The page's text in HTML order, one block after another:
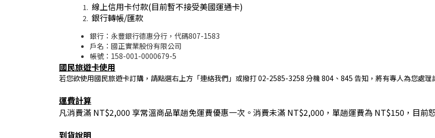
線上信用卡付款(目前暫不接受美國運通卡)
銀行轉帳/匯款
銀行：永豐銀行德惠分行，代碼807-1583
戶名：國正實業股份有限公司
帳號：158-001-0000679-5
國民旅遊卡使用
若您欲使用國民旅遊卡訂購，請點選右上方「連絡我們」或撥打 02-2585-3258 分機 804、845 告知，將有專人為您處理
運費計算
凡消費滿 NT$2,000 享常溫商品單趟免運費優惠一次。消費未滿 NT$2,000，單趟運費為 NT$150，目前
到貨說明